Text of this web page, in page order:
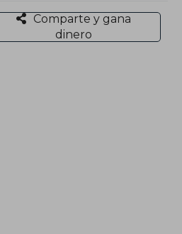
Comparte y gana
dinero